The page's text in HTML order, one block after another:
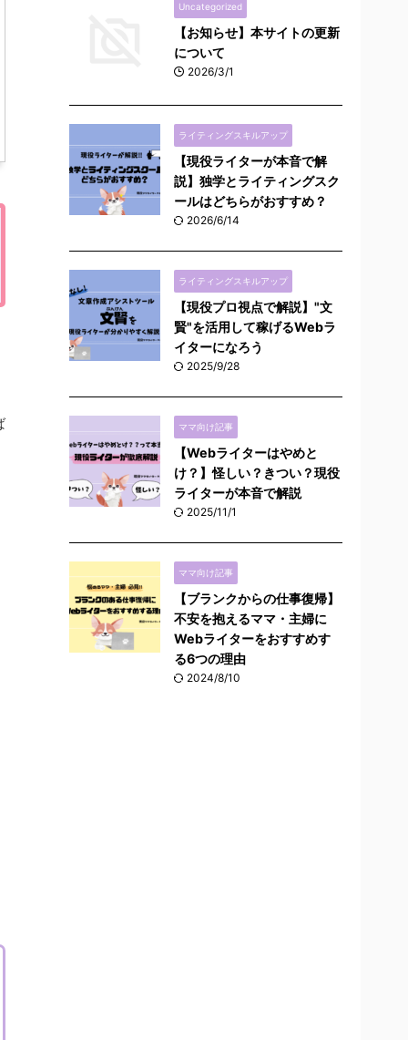
Uncategorized
【お知らせ】本サイトの更新
について
2026/3/1
ライティングスキルアップ
【現役ライターが本音で解
説】独学とライティングスク
ールはどちらがおすすめ？
2026/6/14
ライティングスキルアップ
【現役プロ視点で解説】"文
賢"を活用して稼げるWebラ
イターになろう
2025/9/28
ママ向け記事
【Webライターはやめと
け？】怪しい？きつい？現役
ライターが本音で解説
2025/11/1
ママ向け記事
【ブランクからの仕事復帰】
不安を抱えるママ・主婦に
Webライターをおすすめす
る6つの理由
2024/8/10